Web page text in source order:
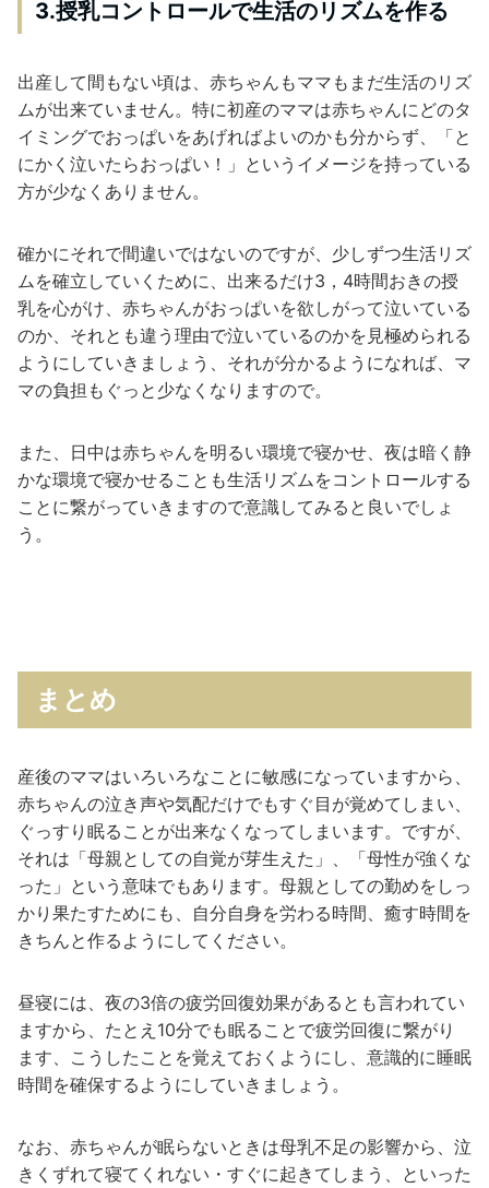
3.授乳コントロールで生活のリズムを作る
出産して間もない頃は、赤ちゃんもママもまだ生活のリズ
ムが出来ていません。特に初産のママは赤ちゃんにどのタ
イミングでおっぱいをあげればよいのかも分からず、「と
にかく泣いたらおっぱい！」というイメージを持っている
方が少なくありません。
確かにそれで間違いではないのですが、少しずつ生活リズ
ムを確立していくために、出来るだけ3，4時間おきの授
乳を心がけ、赤ちゃんがおっぱいを欲しがって泣いている
のか、それとも違う理由で泣いているのかを見極められる
ようにしていきましょう、それが分かるようになれば、マ
マの負担もぐっと少なくなりますので。
また、日中は赤ちゃんを明るい環境で寝かせ、夜は暗く静
かな環境で寝かせることも生活リズムをコントロールする
ことに繋がっていきますので意識してみると良いでしょ
う。
まとめ
産後のママはいろいろなことに敏感になっていますから、
赤ちゃんの泣き声や気配だけでもすぐ目が覚めてしまい、
ぐっすり眠ることが出来なくなってしまいます。ですが、
それは「母親としての自覚が芽生えた」、「母性が強くな
った」という意味でもあります。母親としての勤めをしっ
かり果たすためにも、自分自身を労わる時間、癒す時間を
きちんと作るようにしてください。
昼寝には、夜の3倍の疲労回復効果があるとも言われてい
ますから、たとえ10分でも眠ることで疲労回復に繋がり
ます、こうしたことを覚えておくようにし、意識的に睡眠
時間を確保するようにしていきましょう。
なお、赤ちゃんが眠らないときは母乳不足の影響から、泣
きくずれて寝てくれない・すぐに起きてしまう、といった